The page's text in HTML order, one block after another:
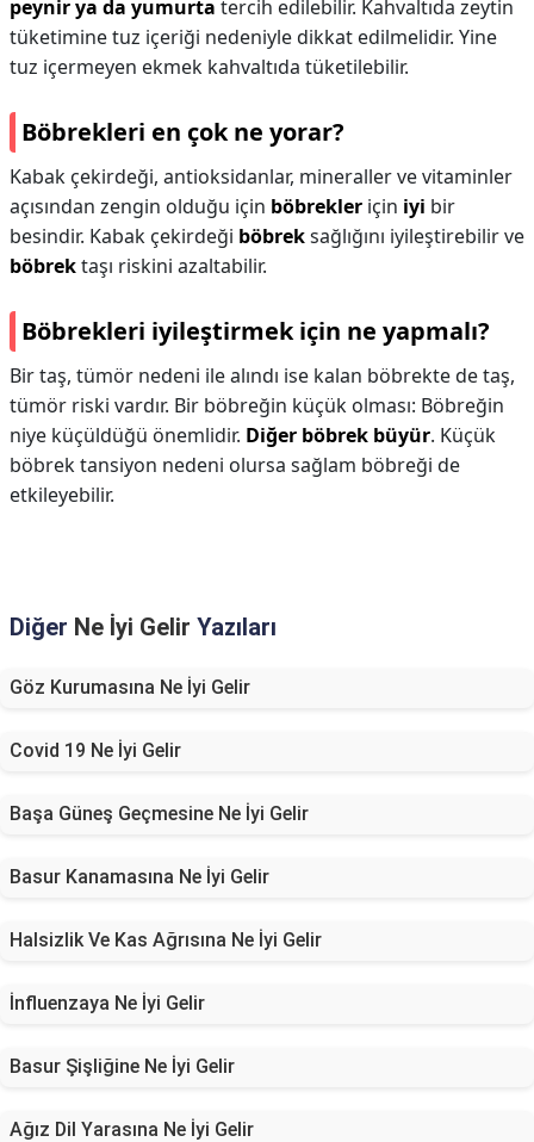
peynir ya da yumurta tercih edilebilir. Kahvaltıda zeytin
tüketimine tuz içeriği nedeniyle dikkat edilmelidir. Yine
tuz içermeyen ekmek kahvaltıda tüketilebilir.
Böbrekleri en çok ne yorar?
Kabak çekirdeği, antioksidanlar, mineraller ve vitaminler
açısından zengin olduğu için böbrekler için iyi bir
besindir. Kabak çekirdeği böbreksağlığını iyileştirebilir ve
böbrektaşı riskini azaltabilir.
Böbrekleri iyileştirmek için ne yapmalı?
Bir taş, tümör nedeni ile alındı ise kalan böbrekte de taş,
tümör riski vardır. Bir böbreğin küçük olması: Böbreğin
niye küçüldüğü önemlidir. Diğer böbrek büyür. Küçük
böbrek tansiyon nedeni olursa sağlam böbreği de
etkileyebilir.
Diğer Ne İyi Gelir Yazıları
Göz Kurumasına Ne İyi Gelir
Covid 19 Ne İyi Gelir
Başa Güneş Geçmesine Ne İyi Gelir
Basur Kanamasına Ne İyi Gelir
Halsizlik Ve Kas Ağrısına Ne İyi Gelir
İnfluenzaya Ne İyi Gelir
Basur Şişliğine Ne İyi Gelir
Ağız Dil Yarasına Ne İyi Gelir